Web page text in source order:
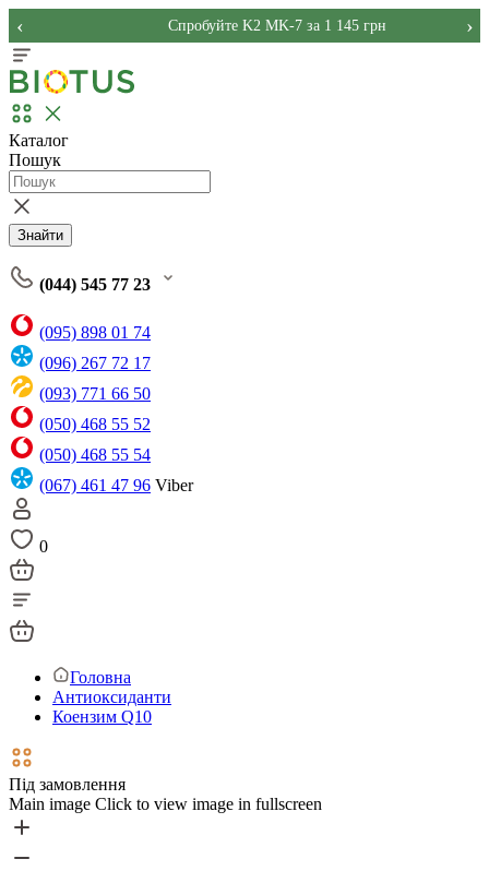
Спробуйте K2 MK-7 за 1 145 грн
‹ ›
Каталог
Пошук
Знайти
(044) 545 77 23
(095) 898 01 74
(096) 267 72 17
(093) 771 66 50
(050) 468 55 52
(050) 468 55 54
(067) 461 47 96 Viber
0
Головна
Антиоксиданти
Коензим Q10
Під замовлення
Main image Click to view image in fullscreen